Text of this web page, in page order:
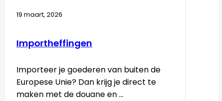
19 maart, 2026
Importheffingen
Importeer je goederen van buiten de
Europese Unie? Dan krijg je direct te
maken met de douane en ...